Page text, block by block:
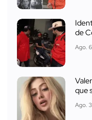
de
Ago.
que
Ago.